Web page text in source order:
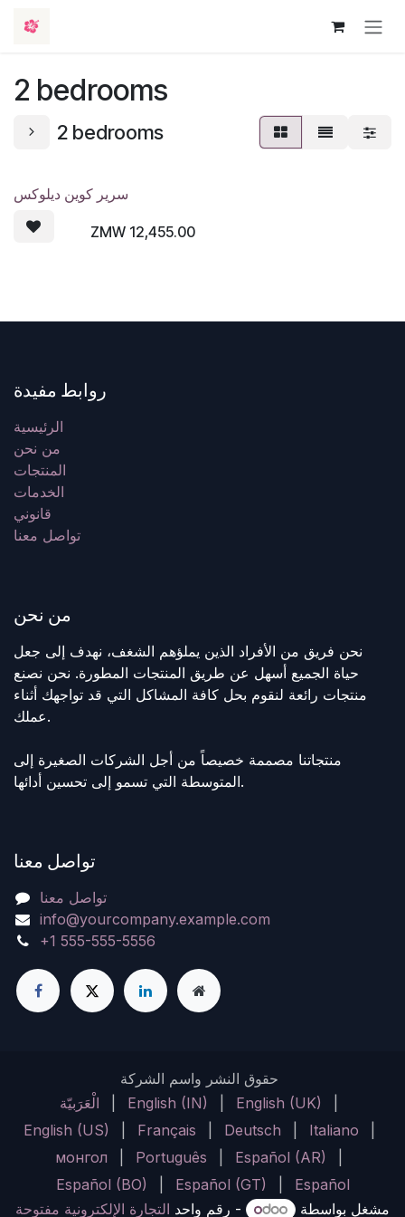
2 bedrooms
2 bedrooms
سرير كوين ديلوكس
ZMW 12,455.00
روابط مفيدة
الرئيسية
من نحن
المنتجات
الخدمات
قانوني
تواصل معنا
من نحن
نحن فريق من الأفراد الذين يملؤهم الشغف، نهدف إلى جعل
حياة الجميع أسهل عن طريق المنتجات المطورة. نحن نصنع
منتجات رائعة لنقوم بحل كافة المشاكل التي قد تواجهك أثناء
عملك.
منتجاتنا مصممة خصيصاً من أجل الشركات الصغيرة إلى
المتوسطة التي تسمو إلى تحسين أدائها.
تواصل معنا
تواصل معنا
info@yourcompany.example.com
+1 555-555-5556
حقوق النشر واسم الشركة
الْعَرَبيّة
English (IN) English (UK)
English (US)
Français Deutsch Italiano
монгол
Português Español (AR)
Español (BO)
Español (GT)
Español
مشغل بواسطة
- رقم واحد التجارة الإلكترونية مفتوحة